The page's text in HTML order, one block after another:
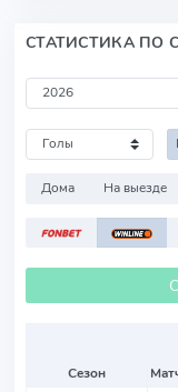
СТАТИСТИКА ПО
Дома На выезде
Сезон